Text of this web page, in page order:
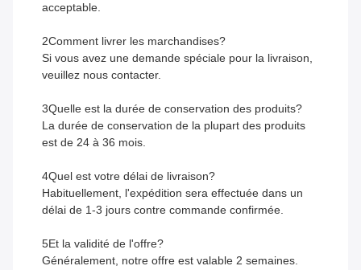
acceptable.
2Comment livrer les marchandises?
Si vous avez une demande spéciale pour la livraison,
veuillez nous contacter.
3Quelle est la durée de conservation des produits?
La durée de conservation de la plupart des produits
est de 24 à 36 mois.
4Quel est votre délai de livraison?
Habituellement, l'expédition sera effectuée dans un
délai de 1-3 jours contre commande confirmée.
5Et la validité de l'offre?
Généralement, notre offre est valable 2 semaines.